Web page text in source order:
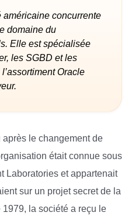
américaine concurrente
domaine du
Elle est spécialisée
les SGBD et les
Oracle
le changement de
était connue sous
Laboratories et appartenait
sur un projet secret de la
la société a reçu le